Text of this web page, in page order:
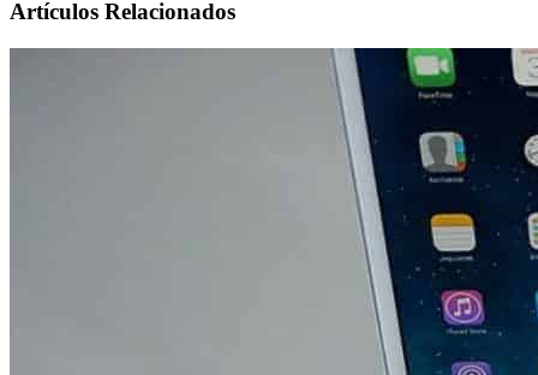
Artículos Relacionados